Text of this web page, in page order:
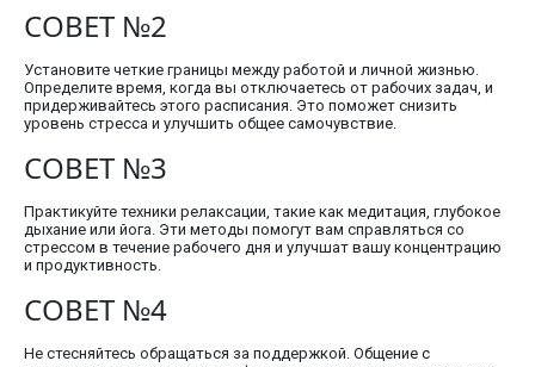
СОВЕТ №2
Установите четкие границы между работой и личной жизнью.
Определите время, когда вы отключаетесь от рабочих задач, и
придерживайтесь этого расписания. Это поможет снизить
уровень стресса и улучшить общее самочувствие.
СОВЕТ №3
Практикуйте техники релаксации, такие как медитация, глубокое
дыхание или йога. Эти методы помогут вам справляться со
стрессом в течение рабочего дня и улучшат вашу концентрацию
и продуктивность.
СОВЕТ №4
Не стесняйтесь обращаться за поддержкой. Общение с